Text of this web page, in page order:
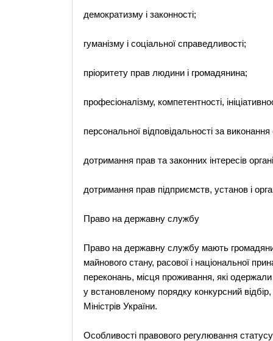
демократизму і законності;
гуманізму і соціальної справедливості;
пріоритету прав людини і громадянина;
професіоналізму, компетентності,
персональної відповідальності за
дотримання прав та законних інтересів
дотримання прав підприємств, установ і
Право на державну службу
Право на державну службу мають громадяни
майнового стану, расової і національної
переконань, місця проживання, які одержали
у встановленому порядку конкурсний
Міністрів України.
Особливості правового регулювання